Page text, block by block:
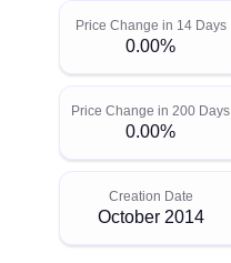
Price Change in 14 Days
0.00%
Price Change in 200 Days
0.00%
Creation Date
October 2014